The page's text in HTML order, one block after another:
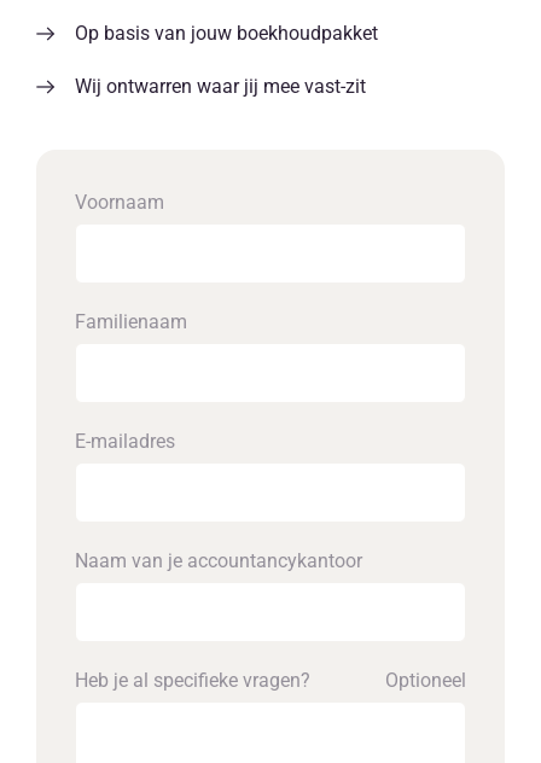
Op basis van jouw boekhoudpakket
Wij ontwarren waar jij mee vast-zit
Voornaam
Familienaam
E-mailadres
Naam van je accounta­ncykantoor
Heb je al specifieke vragen? Optioneel